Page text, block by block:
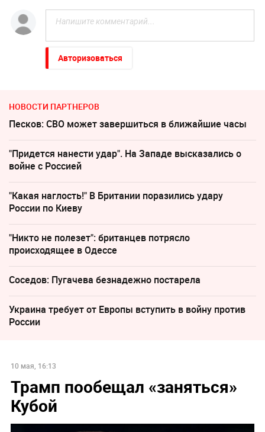
Авторизоваться
НОВОСТИ ПАРТНЕРОВ
Песков: СВО может завершиться в ближайшие часы
"Придется нанести удар". На Западе высказались о
войне с Россией
"Какая наглость!" В Британии поразились удару
России по Киеву
"Никто не полезет": британцев потрясло
происходящее в Одессе
Соседов: Пугачева безнадежно постарела
Украина требует от Европы вступить в войну против
России
10 мая, 16:13
Трамп пообещал «заняться»
Кубой